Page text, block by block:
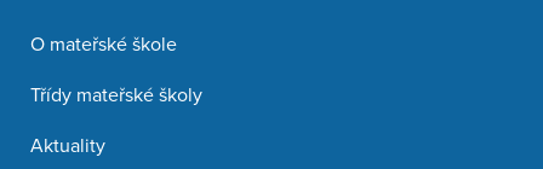
O mateřské škole
Třídy mateřské školy
Aktuality